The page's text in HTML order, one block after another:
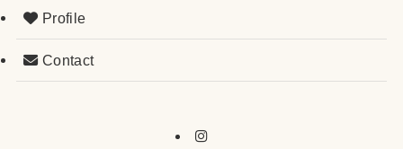
Profile
Contact